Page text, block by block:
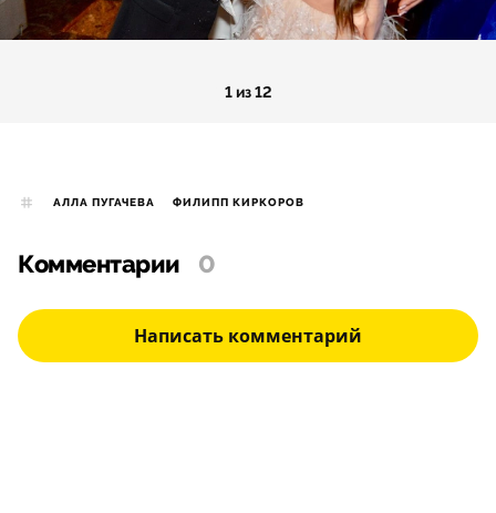
1 из 12
АЛЛА ПУГАЧЕВА ФИЛИПП КИРКОРОВ
Комментарии 0
Написать комментарий